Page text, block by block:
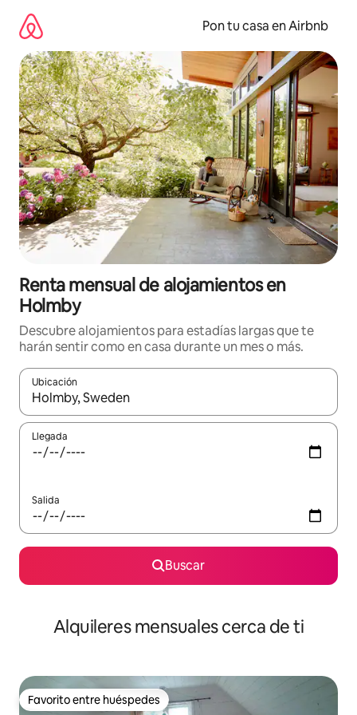
contenido
Pon tu casa en Airbnb
Renta mensual de alojamientos en
Holmby
Descubre alojamientos para estadías largas que te
harán sentir como en casa durante un mes o más.
Ubicación
Cuando los resultados estén disponibles, navega con las
Llegada
Salida
Buscar
Alquileres mensuales cerca de ti
Favorito entre huéspedes
Favorito entre huéspedes